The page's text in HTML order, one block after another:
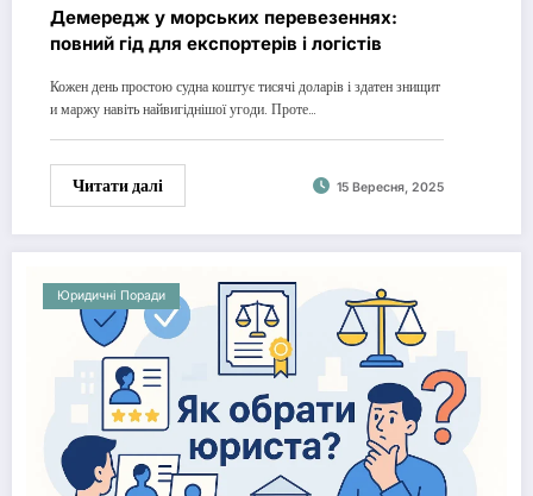
Демередж у морських перевезеннях:
повний гід для експортерів і логістів
Кожен день простою судна коштує тисячі доларів і здатен знищит
и маржу навіть найвигіднішої угоди. Проте…
Читати далі 15 Вересня, 2025
Юридичні Поради